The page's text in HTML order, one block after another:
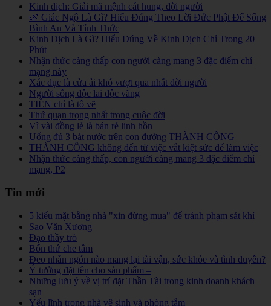
Kinh dịch: Giải mã mệnh cát hung, đời người
🌿 Giác Ngộ Là Gì? Hiểu Đúng Theo Lời Đức Phật Để Sống
Bình An Và Tỉnh Thức
Kinh Dịch Là Gì? Hiểu Đúng Về Kinh Dịch Chỉ Trong 20
Phút
Nhận thức càng thấp con người càng mang 3 đặc điểm chí
mạng này
Xác dục là cửa ải khó vượt qua nhất đời người
Người sống độc lai độc vãng
TIỀN chỉ là tô vẽ
Thứ quạn trọng nhất trong cuộc đời
Vì vài đồng lẻ là bán rẻ linh hồn
Uống đủ 3 bát nước trên con đường THÀNH CÔNG
THÀNH CÔNG không đến từ việc vắt kiệt sức để làm việc
Nhận thức càng thấp, con người càng mang 3 đặc điểm chí
mạng, P2
Tin mới
5 kiểu mặt bằng nhà "xin đừng mua" để tránh phạm sát khí
Sao Văn Xương
Đạo thầy trò
Bốn thứ che tâm
Đeo nhẫn ngón nào mang lại tài vận, sức khỏe và tình duyên?
Ý tưởng đặt tên cho sản phẩm –
Những lưu ý về vị trí đặt Thần Tài trong kinh doanh khách
sạn
Yếu lĩnh trong nhà vệ sinh và phòng tắm –